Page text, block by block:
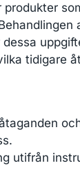
tidigare
utifrån